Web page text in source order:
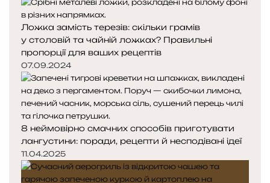
Ложка замість терезів: скільки грамів
у столовій та чайній ложках? Правильні
пропорції для ваших рецептів
07.09.2024
8 неймовірно смачних способів приготувати
лангустини: поради, рецепти й несподівані ідеї
11.04.2025